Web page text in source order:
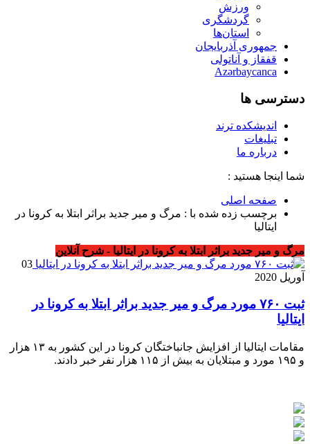
ورزش
گردشگری
استان‌ها
جمهوری آذربایجان
قفقاز و آناتولی
Azərbaycanca
دسترسی ها
اندیشکده ترند
تبلیغات
درباره ما
شما اینجا هستید :
صفحه اصلی
برچسب زده شده با : مرگ و میر جدید براثر ابتلا به کرونا در
ایتالیا
مرگ و میر جدید براثر ابتلا به کرونا در ایتالیا - شرح آنلاین
03
آوریل 2020
ثبت ۷۶۰ مورد مرگ و میر جدید براثر ابتلا به کرونا در
ایتالیا
مقامات ایتالیا از افزایش جانباختگان کرونا در این کشور به ۱۳ هزار
و ۱۹۵ مورد و مبتلایان به بیش از ۱۱۵ هزار نفر خبر دادند.